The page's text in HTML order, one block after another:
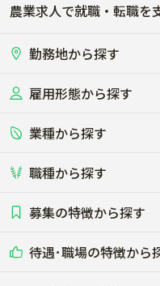
農業求人で就職・転職を
勤務地から探す
北海道
関東
東海
雇用形態から探す
正社員
短期アルバイト
その他（独立・副業など）
業種から探す
畜産（酪農･肉牛･養
酪農
する牧場
職種から探す
農場･牧場･現場職
募集の特徴から探す
未経験歓迎
待遇･職場の特徴から